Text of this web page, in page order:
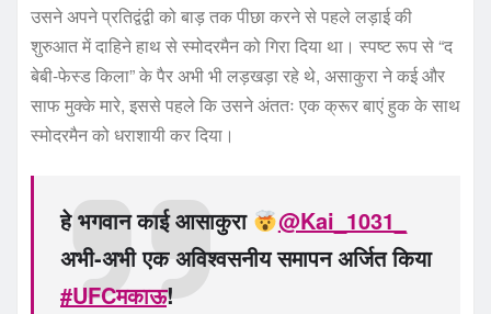
उसने अपने प्रतिद्वंद्वी को बाड़ तक पीछा करने से पहले लड़ाई की
शुरुआत में दाहिने हाथ से स्मोदरमैन को गिरा दिया था। स्पष्ट रूप से “द
बेबी-फेस्ड किला” के पैर अभी भी लड़खड़ा रहे थे, असाकुरा ने कई और
साफ मुक्के मारे, इससे पहले कि उसने अंततः एक क्रूर बाएं हुक के साथ
स्मोदरमैन को धराशायी कर दिया।
हे भगवान काई आसाकुरा
@Kai_1031_
अभी-अभी एक अविश्वसनीय समापन अर्जित किया
#UFCमकाऊ!